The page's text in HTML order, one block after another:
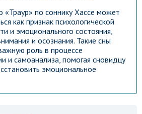
«Траур» по соннику Хассе может
как признак психологической
и эмоционального состояния,
и осознания. Такие сны
роль в процессе
и самоанализа, помогая сновидцу
эмоциональное